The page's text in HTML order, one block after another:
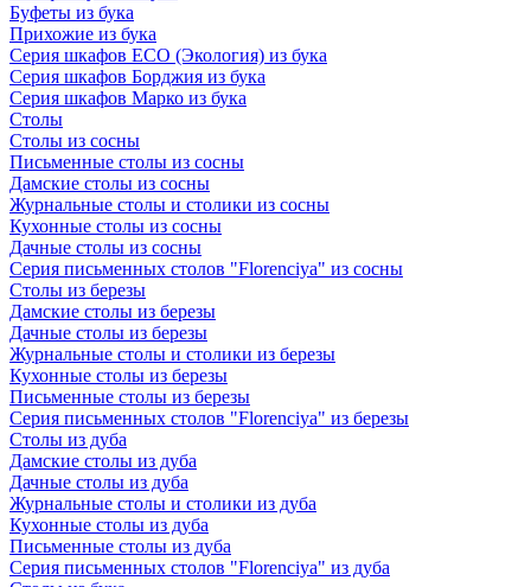
Буфеты из бука
Прихожие из бука
Серия шкафов ECO (Экология) из бука
Серия шкафов Борджия из бука
Серия шкафов Марко из бука
Столы
Столы из сосны
Письменные столы из сосны
Дамские столы из сосны
Журнальные столы и столики из сосны
Кухонные столы из сосны
Дачные столы из сосны
Серия письменных столов "Florenciya" из сосны
Столы из березы
Дамские столы из березы
Дачные столы из березы
Журнальные столы и столики из березы
Кухонные столы из березы
Письменные столы из березы
Серия письменных столов "Florenciya" из березы
Столы из дуба
Дамские столы из дуба
Дачные столы из дуба
Журнальные столы и столики из дуба
Кухонные столы из дуба
Письменные столы из дуба
Серия письменных столов "Florenciya" из дуба